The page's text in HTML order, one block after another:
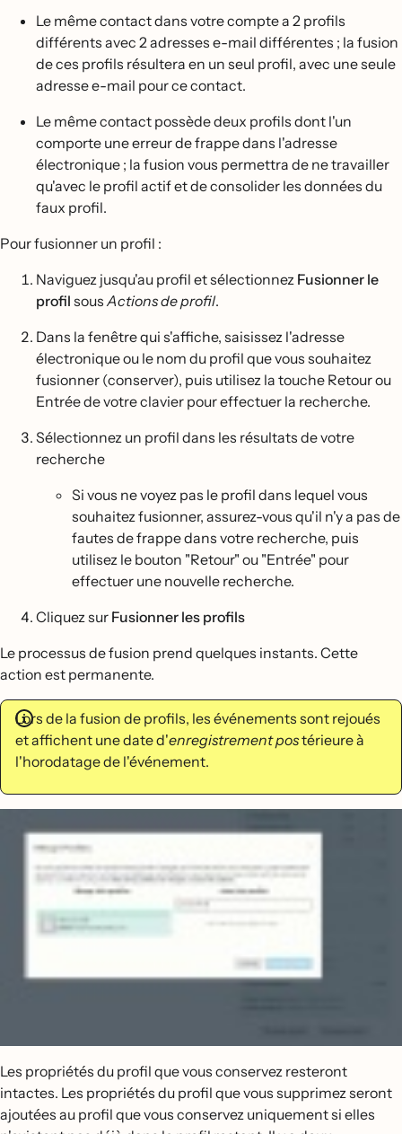
Le même contact dans votre compte a 2 profils
différents avec 2 adresses e-mail différentes ; la fusion
de ces profils résultera en un seul profil, avec une seule
adresse e-mail pour ce contact.
Le même contact possède deux profils dont l'un
comporte une erreur de frappe dans l'adresse
électronique ; la fusion vous permettra de ne travailler
qu'avec le profil actif et de consolider les données du
faux profil.
Pour fusionner un profil :
Naviguez jusqu'au profil et sélectionnez Fusionner le
profil sous Actions de profil.
Dans la fenêtre qui s'affiche, saisissez l'adresse
électronique ou le nom du profil que vous souhaitez
fusionner (conserver), puis utilisez la touche Retour ou
Entrée de votre clavier pour effectuer la recherche.
Sélectionnez un profil dans les résultats de votre
recherche
Si vous ne voyez pas le profil dans lequel vous
souhaitez fusionner, assurez-vous qu'il n'y a pas de
fautes de frappe dans votre recherche, puis
utilisez le bouton "Retour" ou "Entrée" pour
effectuer une nouvelle recherche.
Cliquez sur Fusionner les profils
Le processus de fusion prend quelques instants. Cette
action est permanente.
Lors de la fusion de profils, les événements sont rejoués
et affichent une date d'enregistrement postérieure à
l'horodatage de l'événement.
Les propriétés du profil que vous conservez resteront
intactes. Les propriétés du profil que vous supprimez seront
ajoutées au profil que vous conservez uniquement si elles